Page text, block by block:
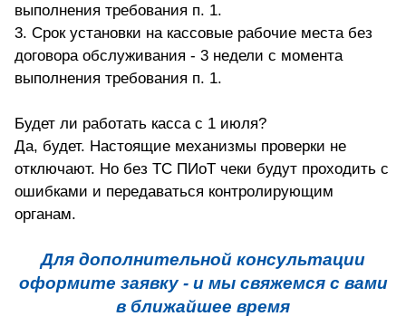
выполнения требования п. 1.
3. Срок установки на кассовые рабочие места без
договора обслуживания - 3 недели с момента
выполнения требования п. 1.
Будет ли работать касса с 1 июля?
Да, будет. Настоящие механизмы проверки не
отключают. Но без ТС ПИоТ чеки будут проходить с
ошибками и передаваться контролирующим
органам.
Для дополнительной консультации
оформите заявку - и мы свяжемся с вами
в ближайшее время